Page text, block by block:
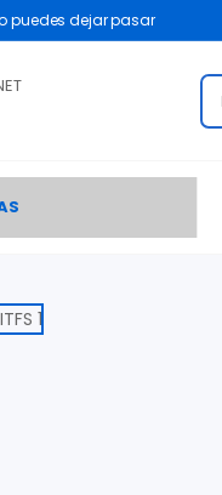
puedes dejar pasar